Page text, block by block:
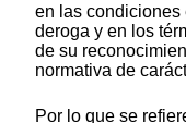
en las condiciones
deroga y en los
de su
normativa de
Por lo que se